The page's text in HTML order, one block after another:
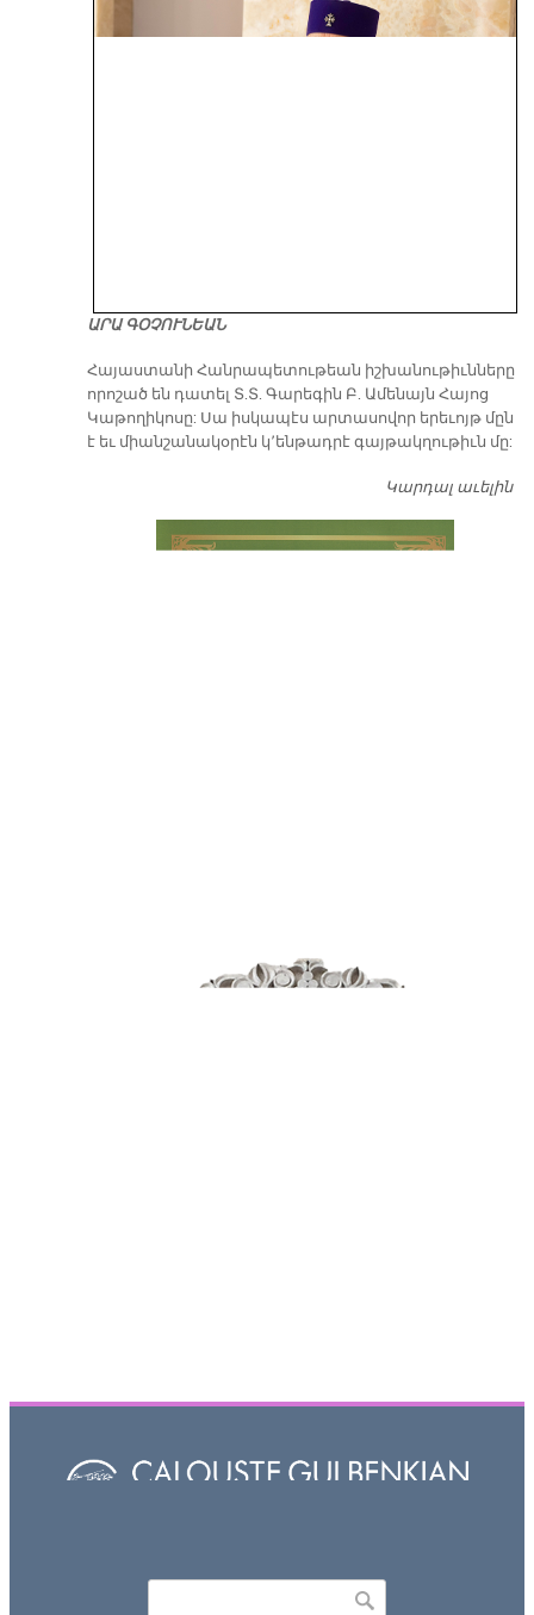
ԱՐԱ ԳՕՉՈՒՆԵԱՆ
​Հայաստանի Հանրապետութեան իշխանութիւնները
որոշած են դատել Տ.Տ. Գարեգին Բ. Ամենայն Հայոց
Կաթողիկոսը: Սա իսկապէս արտասովոր երեւոյթ մըն
է եւ միանշանակօրէն կ՚ենթադրէ գայթակղութիւն մը:
Կարդալ աւելին